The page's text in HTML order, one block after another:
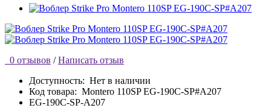
0 отзывов / Написать отзыв
Доступность: Нет в наличии
Код товара: Montero 110SP EG-190C-SP#A207
EG-190C-SP-A207